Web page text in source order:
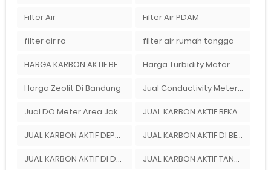
Filter Air Filter Air PDAM
filter air ro filter air rumah tangga
HARGA KARBON AKTIF BEKASI Harga Turbidity Meter Murah Di Bekasi Timur
Harga Zeolit Di Bandung Jual Conductivity Meter Di Ady Water
Jual DO Meter Area Jakarta JUAL KARBON AKTIF BEKASI
JUAL KARBON AKTIF DEPOK JUAL KARBON AKTIF DI BEKASI
JUAL KARBON AKTIF DI DEPOK JUAL KARBON AKTIF TANGERANG